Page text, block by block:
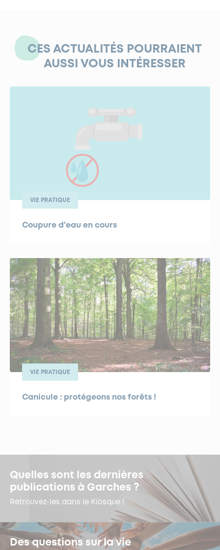
CES ACTUALITÉS POURRAIENT
AUSSI VOUS INTÉRESSER
VIE PRATIQUE
Coupure d'eau en cours
VIE PRATIQUE
Canicule : protégeons nos forêts !
Quelles sont les dernières
publications à Garches ?
Retrouvez-les dans le Kiosque !
Des questions sur la vie